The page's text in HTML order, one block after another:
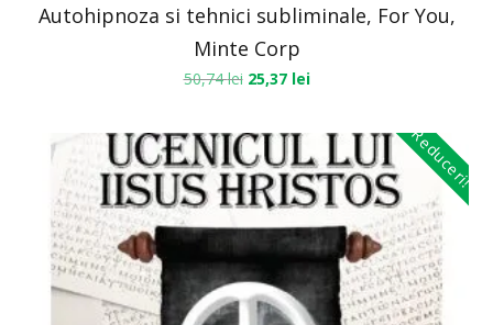
Autohipnoza si tehnici subliminale, For You,
Minte Corp
50,74lei 25,37 lei
Reduceri!